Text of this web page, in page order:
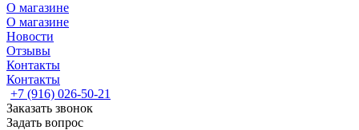
О магазине
О магазине
Новости
Отзывы
Контакты
Контакты
+7 (916) 026-50-21
Заказать звонок
Задать вопрос